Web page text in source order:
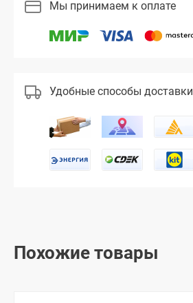
Мы принимаем к оплате
Удобные способы доставки
Похожие товары